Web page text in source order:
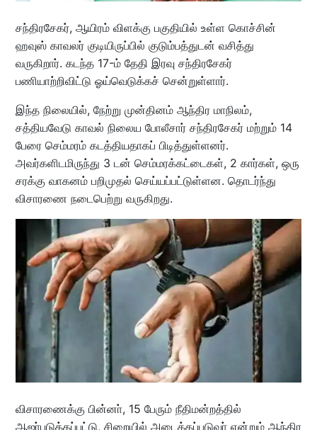
சந்திரசேகர், ஆயிரம் விளக்கு பகுதியில் உள்ள கொச்சின்
ஹவுஸ் காவலர் குடியிருப்பில் குடும்பத்துடன் வசித்து
வருகிறார். கடந்த 17-ம் தேதி இரவு சந்திரசேகர்
பணியாற்றிவிட்டு ஓய்வெடுக்கச் சென்றுள்ளார்.
இந்த நிலையில், நேற்று முன்தினம் ஆந்திர மாநிலம்,
சத்தியவேடு காவல் நிலைய போலீசார் சந்திரசேகர் மற்றும் 14
பேரை செம்மரம் கடத்தியதாகப் பிடித்துள்ளனர்.
அவர்களிடமிருந்து 3 டன் செம்மரக்கட்டைகள், 2 கார்கள், ஒரு
சரக்கு வாகனம் பறிமுதல் செய்யப்பட்டுள்ளன. தொடர்ந்து
விசாரணை நடைபெற்று வருகிறது.
விசாரணைக்கு பின்னா், 15 பேரும் நீதிமன்றத்தில்
ஆஜா்படுத்தப்பட்டு, சிறையில் அடைக்கப்படுவா் என்றும் ஆந்திர